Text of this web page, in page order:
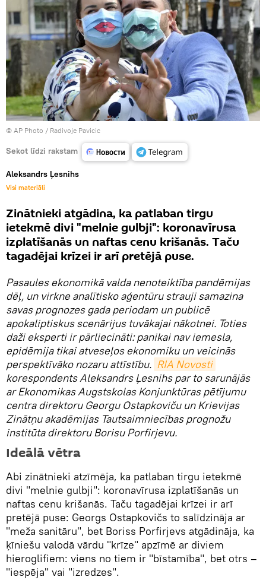
© AP Photo / Radivoje Pavicic
Sekot līdzi rakstam
Aleksandrs Ļesnihs
Visi materiāli
Zinātnieki atgādina, ka patlaban tirgu
ietekmē divi "melnie gulbji": koronavīrusa
izplatīšanās un naftas cenu krišanās. Taču
tagadējai krīzei ir arī pretējā puse.
Pasaules ekonomikā valda nenoteiktība pandēmijas
dēļ, un virkne analītisko aģentūru strauji samazina
savas prognozes gada periodam un publicē
apokaliptiskus scenārijus tuvākajai nākotnei. Toties
daži eksperti ir pārliecināti: panikai nav iemesla,
epidēmija tikai atveseļos ekonomiku un veicinās
perspektīvāko nozaru attīstību. RIA Novosti
korespondents Aleksandrs Ļesnihs par to sarunājās
ar Ekonomikas Augstskolas Konjunktūras pētījumu
centra direktoru Georgu Ostapkoviču un Krievijas
Zinātņu akadēmijas Tautsaimniecības prognožu
institūta direktoru Borisu Porfirjevu.
Ideālā vētra
Abi zinātnieki atzīmēja, ka patlaban tirgu ietekmē
divi "melnie gulbji": koronavīrusa izplatīšanās un
naftas cenu krišanās. Taču tagadējai krīzei ir arī
pretējā puse: Georgs Ostapkovičs to salīdzināja ar
"meža sanitāru", bet Boriss Porfirjevs atgādināja, ka
ķīniešu valodā vārdu "krīze" apzīmē ar diviem
hieroglifiem: viens no tiem ir "bīstamība", bet otrs –
"iespēja" vai "izredzes".